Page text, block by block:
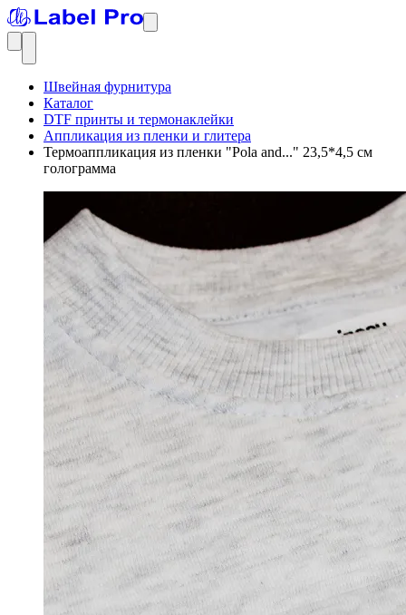
Швейная фурнитура
Каталог
DTF принты и термонаклейки
Аппликация из пленки и глитера
Термоаппликация из пленки "Pola and..." 23,5*4,5 см
голограмма